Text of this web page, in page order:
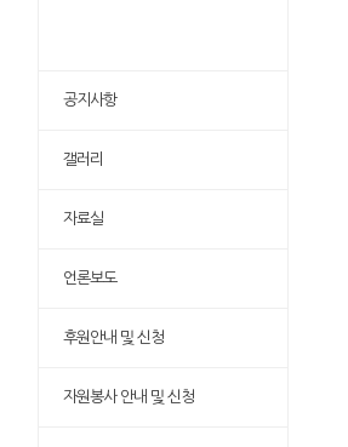
공지사항
갤러리
자료실
언론보도
후원안내 및 신청
자원봉사 안내 및 신청